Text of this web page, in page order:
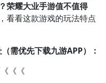
荣耀大业手游值不值得
看看这款游戏的玩法特点
需优先下载九游APP）：
《《